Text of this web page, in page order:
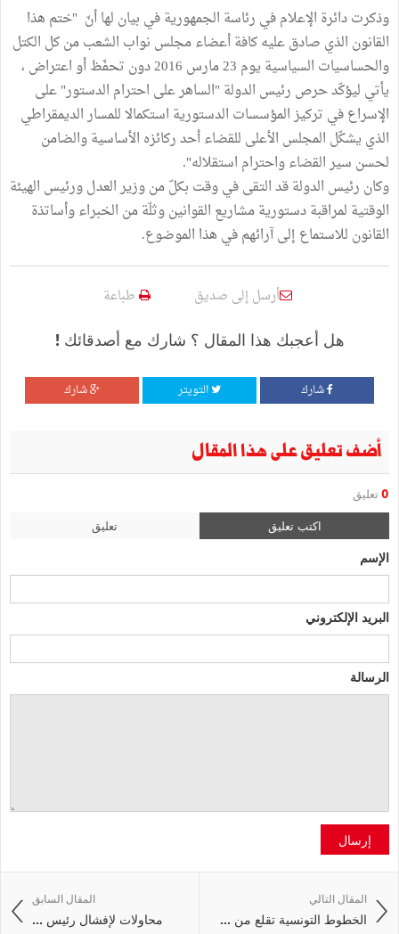
وذكرت دائرة الإعلام في رئاسة الجمهورية في بيان لها أنّ "ختم هذا
القانون الذي صادق عليه كافة أعضاء مجلس نواب الشعب من كل الكتل
والحساسيات السياسية يوم 23 مارس 2016 دون تحفّظ أو اعتراض ،
يأتي ليؤكّد حرص رئيس الدولة "الساهر على احترام الدستور" على
الإسراع في تركيز المؤسسات الدستورية استكمالا للمسار الديمقراطي
الذي يشكّل المجلس الأعلى للقضاء أحد ركائزه الأساسية والضامن
لحسن سير القضاء واحترام استقلاله".
وكان رئيس الدولة قد التقى في وقت بكلّ من وزير العدل ورئيس الهيئة
الوقتية لمراقبة دستورية مشاريع القوانين وثلّة من الخبراء وأساتذة
القانون للاستماع إلى آرائهم في هذا الموضوع.
أرسل إلى صديق طباعة
هل أعجبك هذا المقال ؟ شارك مع أصدقائك !
شارك التويتر شارك
أضف تعليق على هذا المقال
0 تعليق
اكتب تعليق تعليق
الإسم
البريد الإلكتروني
الرسالة
إرسال
المقال السابق
محاولات لإفشال رئيس ...
المقال التالي
الخطوط التونسية تقلع من ...